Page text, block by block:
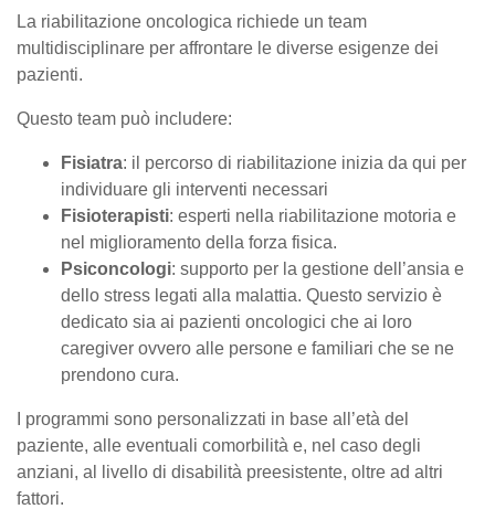
La riabilitazione oncologica richiede un team
multidisciplinare per affrontare le diverse esigenze dei
pazienti.
Questo team può includere:
Fisiatra: il percorso di riabilitazione inizia da qui per
individuare gli interventi necessari
Fisioterapisti: esperti nella riabilitazione motoria e
nel miglioramento della forza fisica.
Psiconcologi: supporto per la gestione dell’ansia e
dello stress legati alla malattia. Questo servizio è
dedicato sia ai pazienti oncologici che ai loro
caregiver ovvero alle persone e familiari che se ne
prendono cura.
I programmi sono personalizzati in base all’età del
paziente, alle eventuali comorbilità e, nel caso degli
anziani, al livello di disabilità preesistente, oltre ad altri
fattori.